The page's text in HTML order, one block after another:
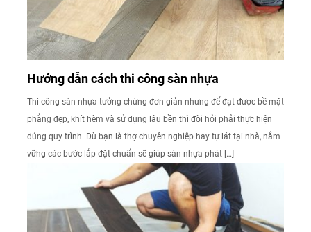
Hướng dẫn cách thi công sàn nhựa
Thi công sàn nhựa tưởng chừng đơn giản nhưng để đạt được bề mặt
phẳng đẹp, khít hèm và sử dụng lâu bền thì đòi hỏi phải thực hiện
đúng quy trình. Dù bạn là thợ chuyên nghiệp hay tự lát tại nhà, nắm
vững các bước lắp đặt chuẩn sẽ giúp sàn nhựa phát […]